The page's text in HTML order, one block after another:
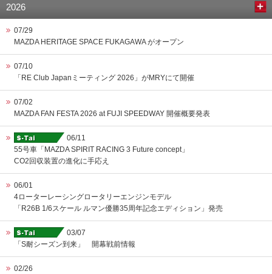
2026
07/29
MAZDA HERITAGE SPACE FUKAGAWA がオープン
07/10
「RE Club Japanミーティング 2026」がMRYにて開催
07/02
MAZDA FAN FESTA 2026 at FUJI SPEEDWAY 開催概要発表
06/11
55号車「MAZDA SPIRIT RACING 3 Future concept」
CO2回収装置の進化に手応え
06/01
4ローターレーシングロータリーエンジンモデル
「R26B 1/6スケール ルマン優勝35周年記念エディション」発売
03/07
「S耐シーズン到来」 開幕戦前情報
02/26